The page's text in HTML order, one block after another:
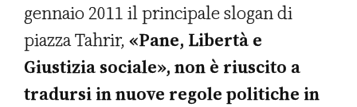
gennaio 2011 il principale slogan di
piazza Tahrir, «Pane, Libertà e
Giustizia sociale», non è riuscito a
tradursi in nuove regole politiche in